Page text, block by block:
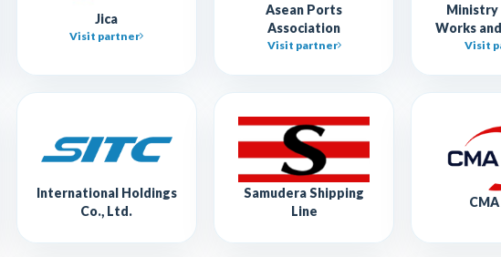
Jica
Visit partner
Asean Ports
Association
Visit partner
Ministry
Works
Visit
International Holdings
Co., Ltd.
Samudera Shipping
Line